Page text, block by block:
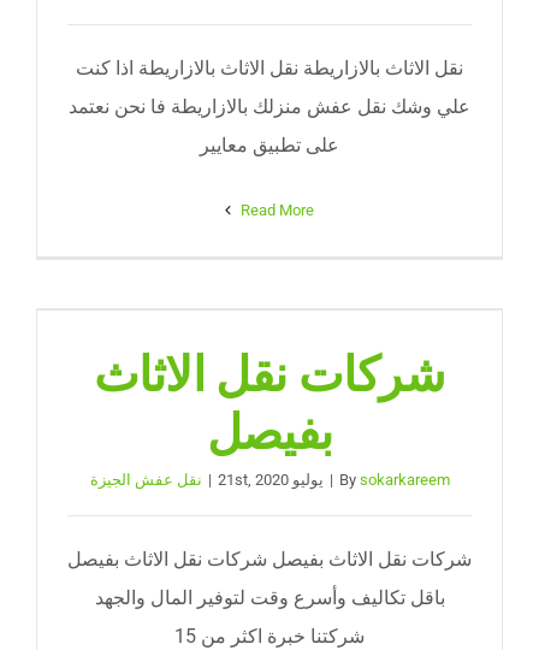
نقل الاثاث بالازاريطة نقل الاثاث بالازاريطة اذا كنت
علي وشك نقل عفش منزلك بالازاريطة فا نحن نعتمد
على تطبيق معايير
Read More
شركات نقل الاثاث
بفيصل
By sokarkareem
| يوليو 21st, 2020 | نقل عفش الجيزة
شركات نقل الاثاث بفيصل شركات نقل الاثاث بفيصل
باقل تكاليف وأسرع وقت لتوفير المال والجهد
شركتنا خبرة اكثر من 15